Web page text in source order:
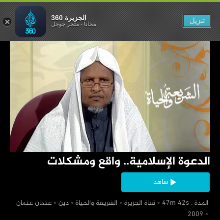
‏الدعوة الإسلامية.. واقع ومشكلات
شاهد
‏ المدة : 47m 42s
‏قناة الجزيرة ‏الشريعة والحياة ‏دين
‏عثمان عثمان
واقع ومشكلات
الجزيرة 360
مجاناً-متجر جوجل تنزيل